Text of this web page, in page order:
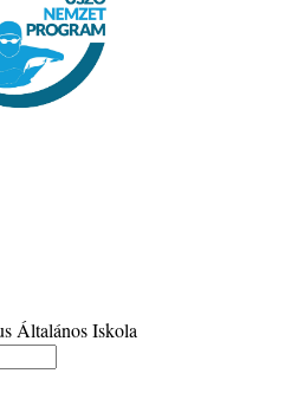
Általános Iskola